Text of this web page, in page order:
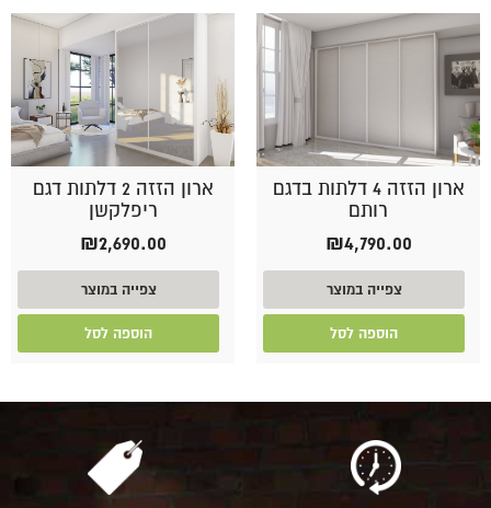
ארון הזזה 4 דלתות בדגם
רותם
₪4,790.00
צפייה במוצר
הוספה לסל
ארון הזזה 2 דלתות דגם
ריפלקשן
₪2,690.00
צפייה במוצר
הוספה לסל